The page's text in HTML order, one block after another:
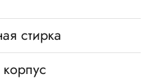
стирка